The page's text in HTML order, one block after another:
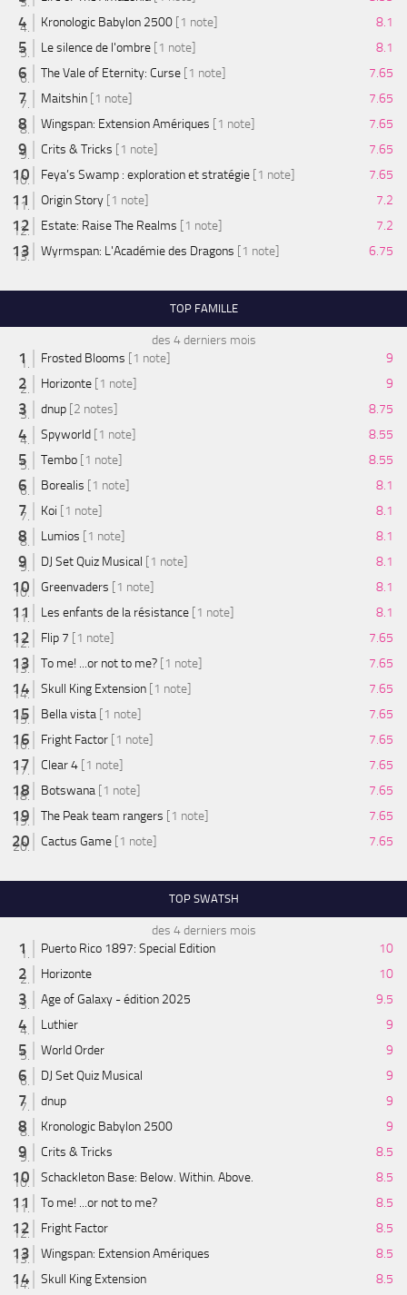
Kronologic Babylon 2500 [1 note]
8.1
Le silence de l'ombre [1 note]
8.1
The Vale of Eternity: Curse [1 note]
7.65
Maitshin [1 note]
7.65
Wingspan: Extension Amériques [1 note]
7.65
Crits & Tricks [1 note]
7.65
Feya’s Swamp : exploration et stratégie [1 note]
7.65
Origin Story [1 note]
7.2
Estate: Raise The Realms [1 note]
7.2
Wyrmspan: L'Académie des Dragons [1 note] 6.75
TOP FAMILLE
des 4 derniers mois
Frosted Blooms [1 note]
9
Horizonte [1 note]
9
dnup [2 notes]
8.75
Spyworld [1 note]
8.55
Tembo [1 note]
8.55
Borealis [1 note]
8.1
Koi [1 note]
8.1
Lumios [1 note]
8.1
DJ Set Quiz Musical [1 note]
8.1
Greenvaders [1 note]
8.1
Les enfants de la résistance [1 note]
8.1
Flip 7 [1 note]
7.65
To me! ...or not to me? [1 note]
7.65
Skull King Extension [1 note]
7.65
Bella vista [1 note]
7.65
Fright Factor [1 note]
7.65
Clear 4 [1 note]
7.65
Botswana [1 note]
7.65
The Peak team rangers [1 note]
7.65
Cactus Game [1 note] 7.65
TOP SWATSH
des 4 derniers mois
Puerto Rico 1897: Special Edition
10
Horizonte
10
Age of Galaxy - édition 2025
9.5
Luthier
9
World Order
9
DJ Set Quiz Musical
9
dnup
9
Kronologic Babylon 2500
9
Crits & Tricks
8.5
Schackleton Base: Below. Within. Above.
8.5
To me! ...or not to me?
8.5
Fright Factor
8.5
Wingspan: Extension Amériques
8.5
Skull King Extension
8.5